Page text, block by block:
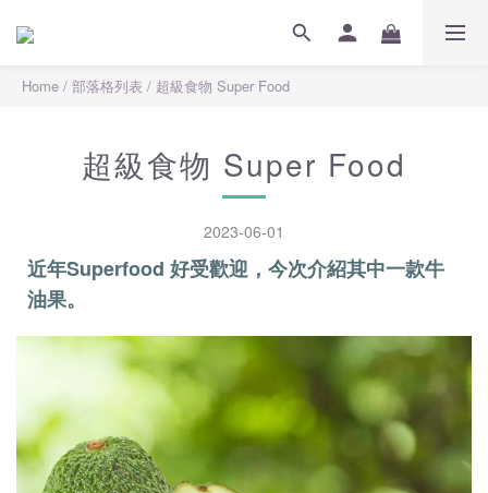
Home / 部落格列表 / 超級食物 Super Food
超級食物 Super Food
2023-06-01
近年Superfood 好受歡迎，今次介紹其中一款牛
油果。